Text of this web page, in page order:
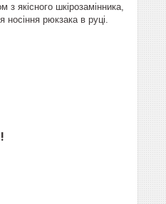
якісного шкірозамінника,
рюкзака в руці.